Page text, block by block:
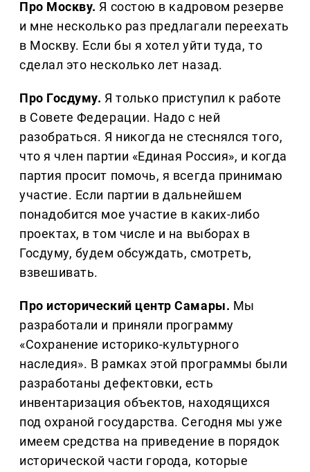
Про Москву. Я состою в кадровом резерве
и мне несколько раз предлагали переехать
в Москву. Если бы я хотел уйти туда, то
сделал это несколько лет назад.
Про Госдуму. Я только приступил к работе
в Совете Федерации. Надо с ней
разобраться. Я никогда не стеснялся того,
что я член партии «Единая Россия», и когда
партия просит помочь, я всегда принимаю
участие. Если партии в дальнейшем
понадобится мое участие в каких-либо
проектах, в том числе и на выборах в
Госдуму, будем обсуждать, смотреть,
взвешивать.
Про исторический центр Самары. Мы
разработали и приняли программу
«Сохранение историко-культурного
наследия». В рамках этой программы были
разработаны дефектовки, есть
инвентаризация объектов, находящихся
под охраной государства. Сегодня мы уже
имеем средства на приведение в порядок
исторической части города, которые